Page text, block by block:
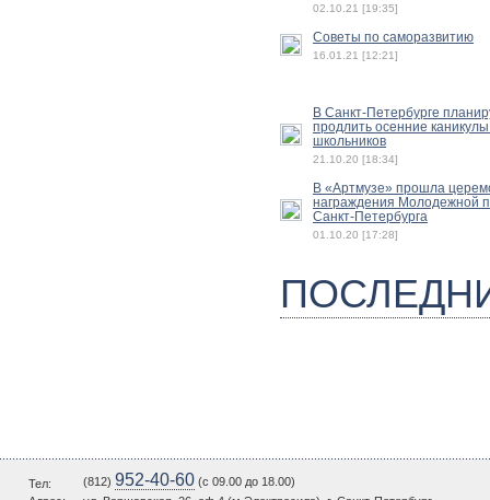
02.10.21 [19:35]
Советы по саморазвитию
16.01.21 [12:21]
В Санкт-Петербурге
продлить осенние
школьников
21.10.20 [18:34]
В «Артмузе» прошла
награждения Молодежной
Санкт-Петербурга
01.10.20 [17:28]
Тел: (812) 952-40-60 (c 09.00 до 18.00)